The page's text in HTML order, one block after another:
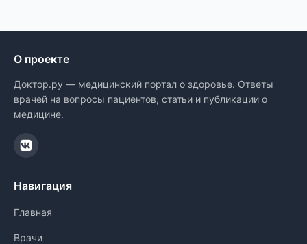
О проекте
Доктор.ру — медицинский портал о здоровье. Ответы
врачей на вопросы пациентов, статьи и публикации о
медицине.
Навигация
Главная
Врачи